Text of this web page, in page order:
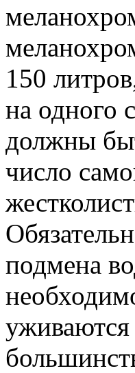
150
на одного
должны
число
подмена